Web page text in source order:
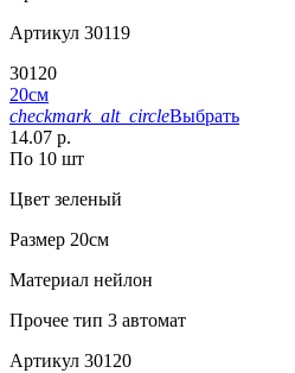
Артикул 30119
30120
20см
checkmark_alt_circleВыбрать
14.07 р.
По 10 шт
Цвет зеленый
Размер 20см
Материал нейлон
Прочее тип 3 автомат
Артикул 30120